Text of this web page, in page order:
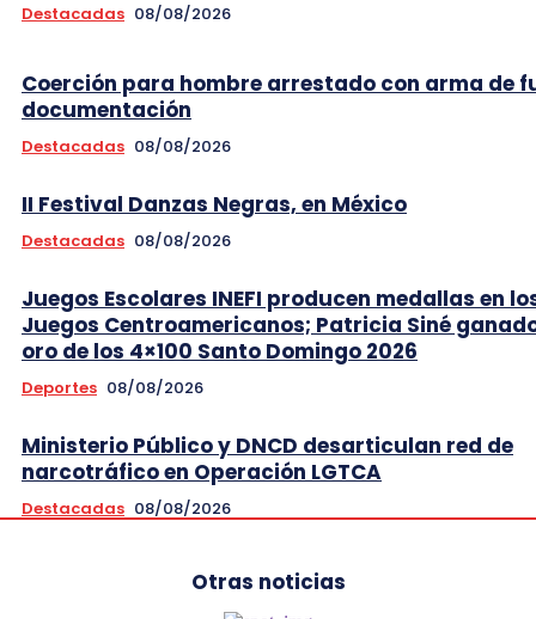
Destacadas 08/08/2026
Coerción para hombre arrestado con arma de
documentación
Destacadas 08/08/2026
II Festival Danzas Negras, en México
Destacadas 08/08/2026
Juegos Escolares INEFI producen medallas en
Juegos Centroamericanos; Patricia Siné
oro de los 4×100 Santo Domingo 2026
Deportes 08/08/2026
Ministerio Público y DNCD desarticulan red de
narcotráfico en Operación LGTCA
Destacadas 08/08/2026
Otras noticias